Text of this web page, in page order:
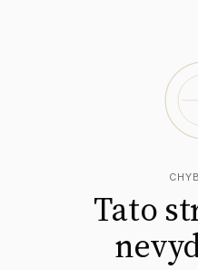
Tato